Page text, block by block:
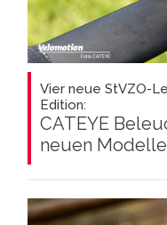
Vier neue StVZO-
Edition:
CATEYE
neuen